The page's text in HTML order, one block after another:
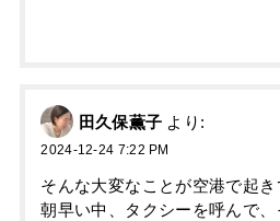
田久保薫子 より:
2024-12-24 7:22 PM
そんな大変なことが空港で起き
朝早い中、タクシーを呼んで